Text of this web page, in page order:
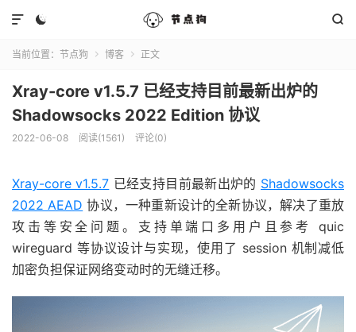
 

当前位置： 节点狗  博客  正文
Xray-core v1.5.7 已经支持目前最新出炉的
Shadowsocks 2022 Edition 协议
2022-06-08 阅读(1561) 评论(0)
Xray-core v1.5.7 已经支持目前最新出炉的 Shadowsocks
2022 AEAD 协议，一种重新设计的全新协议，解决了重放
攻击等安全问题。支持单端口多用户且参考 quic
wireguard 等协议设计与实现，使用了 session 机制减低
加密负担保证网络变动时的无缝迁移。